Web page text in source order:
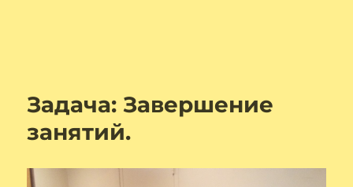
Задача: Завершение
занятий.